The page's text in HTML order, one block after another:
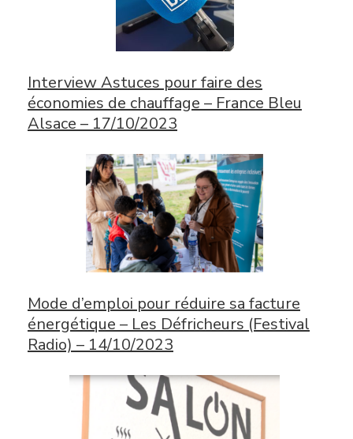
Interview Astuces pour faire des
économies de chauffage – France Bleu
Alsace – 17/10/2023
Mode d’emploi pour réduire sa facture
énergétique – Les Défricheurs (Festival
Radio) – 14/10/2023